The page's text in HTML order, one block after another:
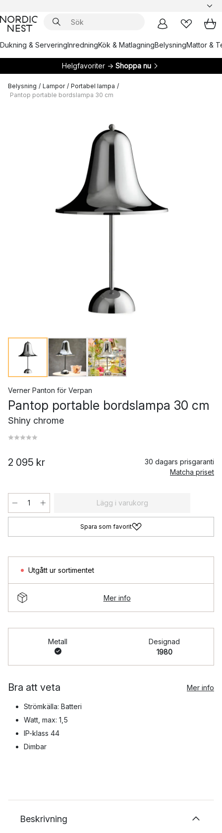
Dukning & ServeringInredningKök & MatlagningBelysningMattor &
Helgfavoriter → Shoppa nu
Belysning / Lampor / Portabel lampa /
Pantop portable bordslampa 30 cm
Verner Panton för Verpan
Pantop portable bordslampa 30 cm
Shiny chrome
2 095 kr
30 dagars prisgaranti
Matcha priset
Lägg i varukorg
Spara som favorit
Utgått ur sortimentet
Mer info
Metall
Designad
1980
Bra att veta Mer info
Strömkälla: Batteri
Watt, max: 1,5
IP-klass 44
Dimbar
Beskrivning